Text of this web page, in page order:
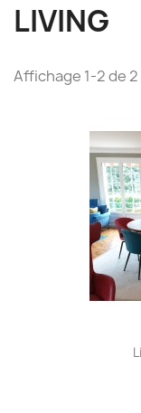
LIVING
Affichage 1-2 de